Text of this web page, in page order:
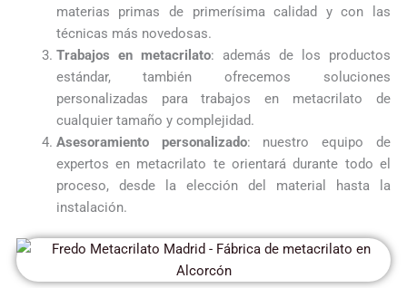
materias primas de primerísima calidad y con las
técnicas más novedosas.
Trabajos en metacrilato: además de los productos
estándar, también ofrecemos soluciones
personalizadas para trabajos en metacrilato de
cualquier tamaño y complejidad.
Asesoramiento personalizado: nuestro equipo de
expertos en metacrilato te orientará durante todo el
proceso, desde la elección del material hasta la
instalación.